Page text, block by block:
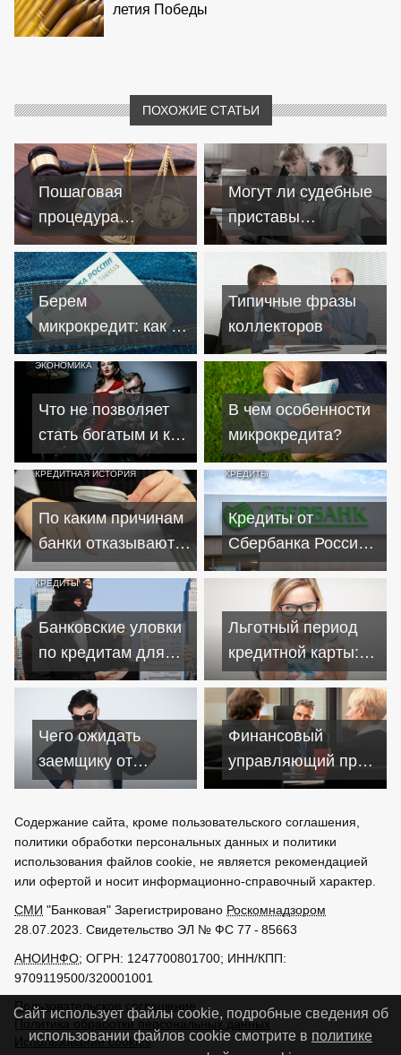
летия Победы
ПОХОЖИЕ СТАТЬИ
Пошаговая
процедура
банкротства
физических лиц
Могут ли судебные
приставы
списывать деньги с
банковской карты
должника
Берем
микрокредит: как не
попасть на удочку
мошенников?
Типичные фразы
коллекторов
ЭКОНОМИКА
Что не позволяет
стать богатым и как
от этого
избавиться?
В чем особенности
микрокредита?
КРЕДИТНАЯ ИСТОРИЯ
По каким причинам
банки отказывают
заявителям в
кредите
КРЕДИТЫ
Кредиты от
Сбербанка России
для физических
лиц на 1917 год
КРЕДИТЫ
Банковские уловки
по кредитам для
увеличения
прибыли
Льготный период
кредитной карты:
как уложиться в
рамки
Чего ожидать
заемщику от
продажи
коллекторам
Финансовый
управляющий при
банкротстве
Содержание сайта, кроме пользовательского соглашения,
политики обработки персональных данных и политики
использования файлов cookie, не является рекомендацией
или офертой и носит информационно-справочный характер.
СМИ "Банковая" Зарегистрировано Роскомнадзором
28.07.2023. Свидетельство ЭЛ № ФС 77 - 85663
АНОИНФО; ОГРН: 1247700801700; ИНН/КПП:
9709119500/320001001
Пользовательское соглашение
Политика обработки персональных данных
Использование cookies
Сайт использует файлы cookie, подробные сведения об
использовании файлов cookie смотрите в политике